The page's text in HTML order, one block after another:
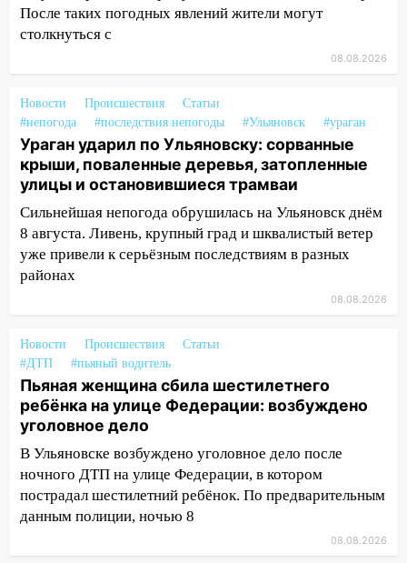
мошенники под видом преподавателя
14:12 Куда жаловаться ульяновцам на
упавшее дерево или затопленную улицу
13:59
В Новом городе ураганным
ветром сорвало опалубку со
строящегося дома
13:54 В мэрии Ульяновска рассказали,
как устраняют последствия мощного
шторма
13:49
Стихия продолжает крушить
Ульяновск: дерево рухнуло на дом на
13:47
На Нижней Террасе мощным
ветром вырвало дерево с корнем
13:46 Сильный ветер сорвал крышу с
СТО на проспекте Созидателей
13:35 Непогода продолжает бить по
транспорту: в Ульяновске трамвай
сошёл с рельсов
13:22 Упавшие деревья перекрыли
После таких погодных явлений жители могут
столкнуться с
08.08.2026
Новости Происшествия
Статьи
#непогода
#последствия непогоды #Ульяновск #ураган
Ураган ударил по Ульяновску: сорванные
крыши, поваленные деревья, затопленные
улицы и остановившиеся трамваи
Сильнейшая непогода обрушилась на Ульяновск днём
8 августа. Ливень, крупный град и шквалистый ветер
уже привели к серьёзным последствиям в разных
районах
08.08.2026
Новости Происшествия
Статьи
#ДТП
#пьяный водитель
Пьяная женщина сбила шестилетнего
ребёнка на улице Федерации: возбуждено
уголовное дело
В Ульяновске возбуждено уголовное дело после
ночного ДТП на улице Федерации, в котором
пострадал шестилетний ребёнок. По предварительным
данным полиции, ночью 8
08.08.2026